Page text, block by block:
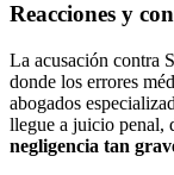
Reacciones y
La acusación contra
donde los errores
abogados
llegue a juicio penal,
negligencia tan